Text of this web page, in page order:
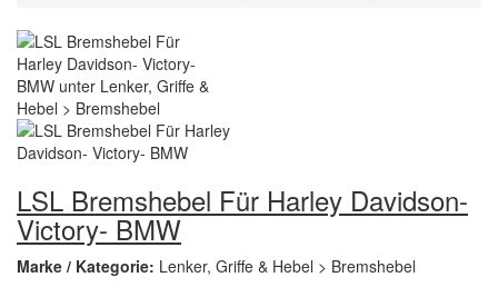
LSL Bremshebel Für Harley Davidson-
Victory- BMW
Marke / Kategorie: Lenker, Griffe & Hebel > Bremshebel